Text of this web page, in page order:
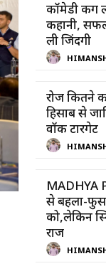
कॉमेडी किंग
कहानी,
ली जिंदगी
रोज कितने
हिसाब से
वॉक टारगेट
MADHYA
से बहला-
को,लेकिन
राज